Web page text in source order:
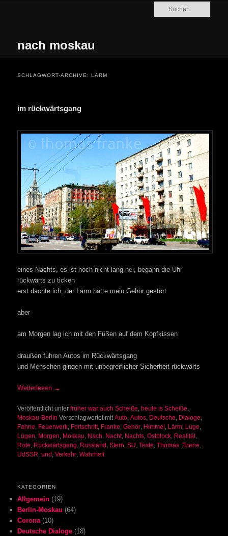
nach moskau
SCHLAGWORT-ARCHIVE:LÄRM
im rückwärtsgang
eines Nachts, es ist noch nicht lang her, begann die Uhr
rückwärts zu ticken
erst dachte ich, der Lärm hätte mein Gehör gestört
aber
am Morgen lag ich mit den Füßen auf dem Kopfkissen
draußen fuhren Autos im Rückwärtsgang
und Menschen gingen mit unbegreiflicher Sicherheit rückwärts
Weiterlesen →
Veröffentlicht unter früher war auch Scheiße,heute is Scheiße,
Moskau-Berlin Verschlagwortet mit Auto,Autos, Deutsche, Dialoge,
Fahne, Feuerwerk, Fortschritt, Franke,Gehör, Himmel, Lärm, Lüge,
Lügen, Morgen, Moskau, Nach, Nacht, Nachts,Ostblock, Realität,
Rote, Rückwärtsgang, Russland,Stern,SU,Texte,Thomas,Toene,
UdSSR,und,Verkehr,Wahrheit
KATEGORIEN
Allgemein (19)
Berlin-Moskau (64)
Corona(10)
Deutsche Dialoge (18)